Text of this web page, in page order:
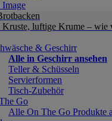
Kruste, luftige Krume – wie
& Geschirr
Alle in Geschirr ansehen
Teller & Schüsseln
Servierformen
Tisch-Zubehör
Go
Alle On The Go Produkte